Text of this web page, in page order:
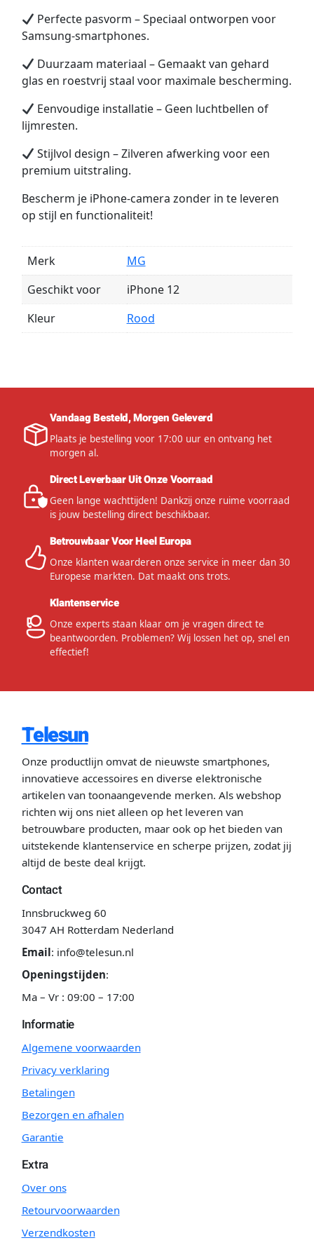
Perfecte pasvorm – Speciaal ontworpen voor
Samsung-smartphones.
Duurzaam materiaal – Gemaakt van gehard
glas en roestvrij staal voor maximale bescherming.
Eenvoudige installatie – Geen luchtbellen of
lijmresten.
Stijlvol design – Zilveren afwerking voor een
premium uitstraling.
Bescherm je iPhone-camera zonder in te leveren
op stijl en functionaliteit!
Merk
MG
Geschikt voor
iPhone 12
Kleur
Rood
Vandaag Besteld, Morgen Geleverd
Plaats je bestelling voor 17:00 uur en ontvang het
morgen al.
Direct Leverbaar Uit Onze Voorraad
Geen lange wachttijden! Dankzij onze ruime voorraad
is jouw bestelling direct beschikbaar.
Betrouwbaar Voor Heel Europa
Onze klanten waarderen onze service in meer dan 30
Europese markten. Dat maakt ons trots.
Klantenservice
Onze experts staan klaar om je vragen direct te
beantwoorden. Problemen? Wij lossen het op, snel en
effectief!
Telesun
Onze productlijn omvat de nieuwste smartphones,
innovatieve accessoires en diverse elektronische
artikelen van toonaangevende merken. Als webshop
richten wij ons niet alleen op het leveren van
betrouwbare producten, maar ook op het bieden van
uitstekende klantenservice en scherpe prijzen, zodat jij
altijd de beste deal krijgt.
Contact
Innsbruckweg 60
3047 AH Rotterdam Nederland
Email: info@telesun.nl
Openingstijden:
Ma – Vr : 09:00 – 17:00
Informatie
Algemene voorwaarden
Privacy verklaring
Betalingen
Bezorgen en afhalen
Garantie
Extra
Over ons
Retourvoorwaarden
Verzendkosten